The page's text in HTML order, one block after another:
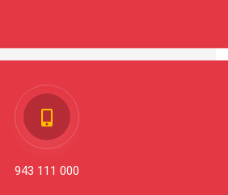
943 111 000